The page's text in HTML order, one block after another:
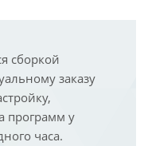
сборкой
заказу
программ у
часа.